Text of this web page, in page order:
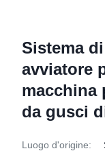
Sistema
avviatore
macchina
da gusci
Luogo d'origine: